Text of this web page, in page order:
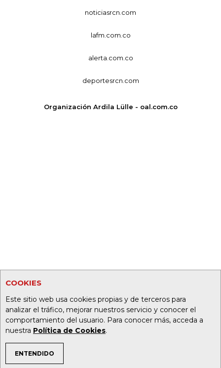
COOKIES
Este sitio web usa cookies propias y de terceros para
analizar el tráfico, mejorar nuestros servicio y conocer el
comportamiento del usuario. Para conocer más, acceda a
nuestra Política de Cookies.
ENTENDIDO
TEMAS DE INTERÉS
noticiasrcn.com
lafm.com.co
alerta.com.co
deportesrcn.com
Organización Ardila Lülle - oal.com.co